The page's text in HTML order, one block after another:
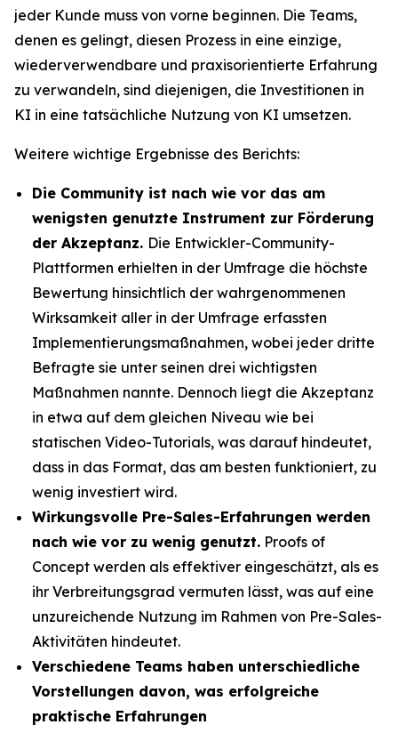
jeder Kunde muss von vorne beginnen. Die Teams,
denen es gelingt, diesen Prozess in eine einzige,
wiederverwendbare und praxisorientierte Erfahrung
zu verwandeln, sind diejenigen, die Investitionen in
KI in eine tatsächliche Nutzung von KI umsetzen.
Weitere wichtige Ergebnisse des Berichts:
Die Community ist nach wie vor das am
wenigsten genutzte Instrument zur Förderung
der Akzeptanz. Die Entwickler-Community-
Plattformen erhielten in der Umfrage die höchste
Bewertung hinsichtlich der wahrgenommenen
Wirksamkeit aller in der Umfrage erfassten
Implementierungsmaßnahmen, wobei jeder dritte
Befragte sie unter seinen drei wichtigsten
Maßnahmen nannte. Dennoch liegt die Akzeptanz
in etwa auf dem gleichen Niveau wie bei
statischen Video-Tutorials, was darauf hindeutet,
dass in das Format, das am besten funktioniert, zu
wenig investiert wird.
Wirkungsvolle Pre-Sales-Erfahrungen werden
nach wie vor zu wenig genutzt. Proofs of
Concept werden als effektiver eingeschätzt, als es
ihr Verbreitungsgrad vermuten lässt, was auf eine
unzureichende Nutzung im Rahmen von Pre-Sales-
Aktivitäten hindeutet.
Verschiedene Teams haben unterschiedliche
Vorstellungen davon, was erfolgreiche
praktische Erfahrungen